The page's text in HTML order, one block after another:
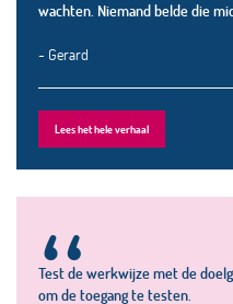
wachten. Niemand belde die
- Gerard
Lees het hele verhaal
Test de werkwijze met de
om de toegang te testen.